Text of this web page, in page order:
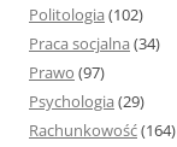
Politologia (102)
Praca socjalna (34)
Prawo (97)
Psychologia (29)
Rachunkowość(164)